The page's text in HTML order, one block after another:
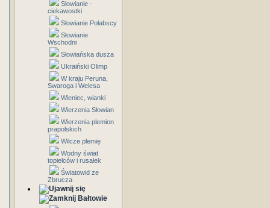
Słowianie -
ciekawostki
Słowianie Połabscy
Słowianie
Wschodni
Słowiańska dusza
Ukraiński Olimp
W kraju Peruna,
Swaroga i Welesa
Wieniec, wianki
Wierzenia Słowian
Wierzenia plemion
prapolskich
Wilcze plemię
Wodny świat
topielców i rusałek
Światowid ze
Zbrucza
Bałtowie